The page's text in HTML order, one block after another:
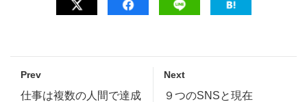
Prev
仕事は複数の人間で達成
Next
９つのSNSと現在